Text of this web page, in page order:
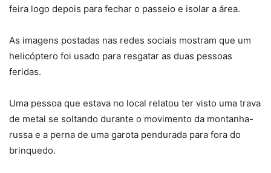
feira logo depois para fechar o passeio e isolar a área.
As imagens postadas nas redes sociais mostram que um
helicóptero foi usado para resgatar as duas pessoas
feridas.
Uma pessoa que estava no local relatou ter visto uma trava
de metal se soltando durante o movimento da montanha-
russa e a perna de uma garota pendurada para fora do
brinquedo.